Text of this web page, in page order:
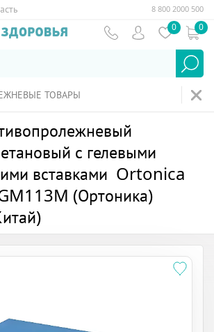
8 800 2000 500
0 0
ТОВАРЫ
с гелевыми
вставками Ortonica
(Ортоника)